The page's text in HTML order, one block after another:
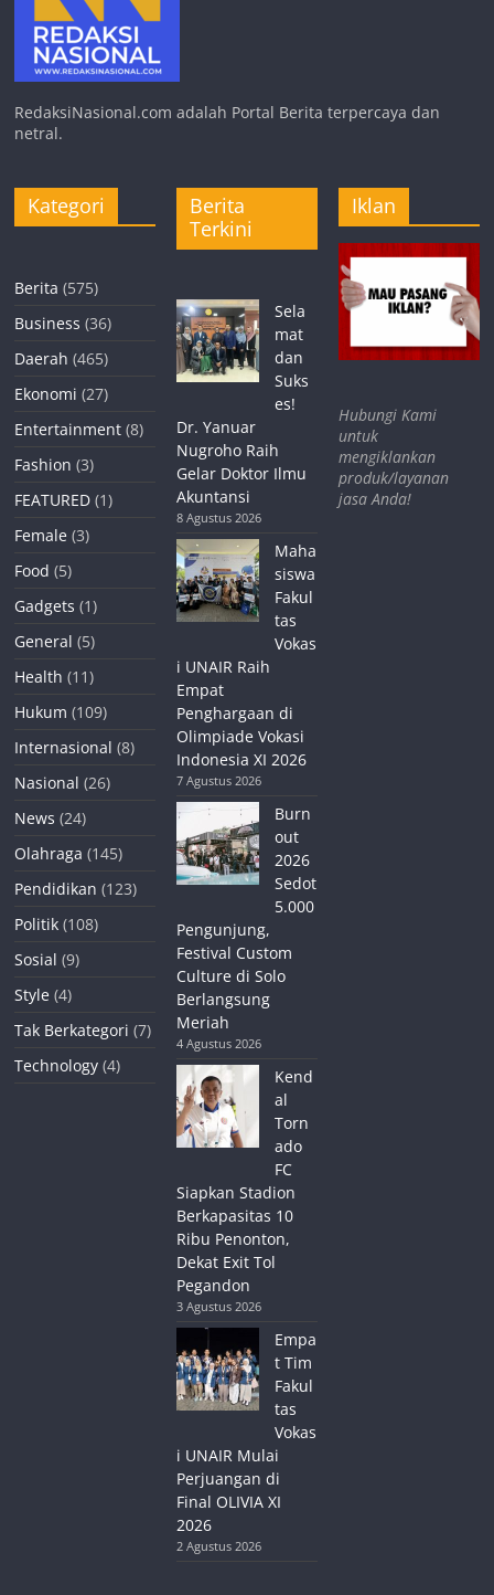
RedaksiNasional.com adalah Portal Berita terpercaya dan
netral.
Kategori
Berita (575)
Business (36)
Daerah (465)
Ekonomi (27)
Entertainment (8)
Fashion (3)
FEATURED (1)
Female (3)
Food (5)
Gadgets (1)
General (5)
Health (11)
Hukum (109)
Internasional (8)
Nasional (26)
News (24)
Olahraga (145)
Pendidikan (123)
Politik (108)
Sosial (9)
Style (4)
Tak Berkategori (7)
Technology (4)
Berita
Terkini
Sela
mat
dan
Suks
es!
Dr. Yanuar
Nugroho Raih
Gelar Doktor Ilmu
Akuntansi
8 Agustus 2026
Maha
siswa
Fakul
tas
Vokas
i UNAIR Raih
Empat
Penghargaan di
Olimpiade Vokasi
Indonesia XI 2026
7 Agustus 2026
Burn
out
2026
Sedot
5.000
Pengunjung,
Festival Custom
Culture di Solo
Berlangsung
Meriah
4 Agustus 2026
Kend
al
Torn
ado
FC
Siapkan Stadion
Berkapasitas 10
Ribu Penonton,
Dekat Exit Tol
Pegandon
3 Agustus 2026
Empa
t Tim
Fakul
tas
Vokas
i UNAIR Mulai
Perjuangan di
Final OLIVIA XI
2026
2 Agustus 2026
Iklan
Hubungi Kami
untuk
mengiklankan
produk/layanan
jasa Anda!